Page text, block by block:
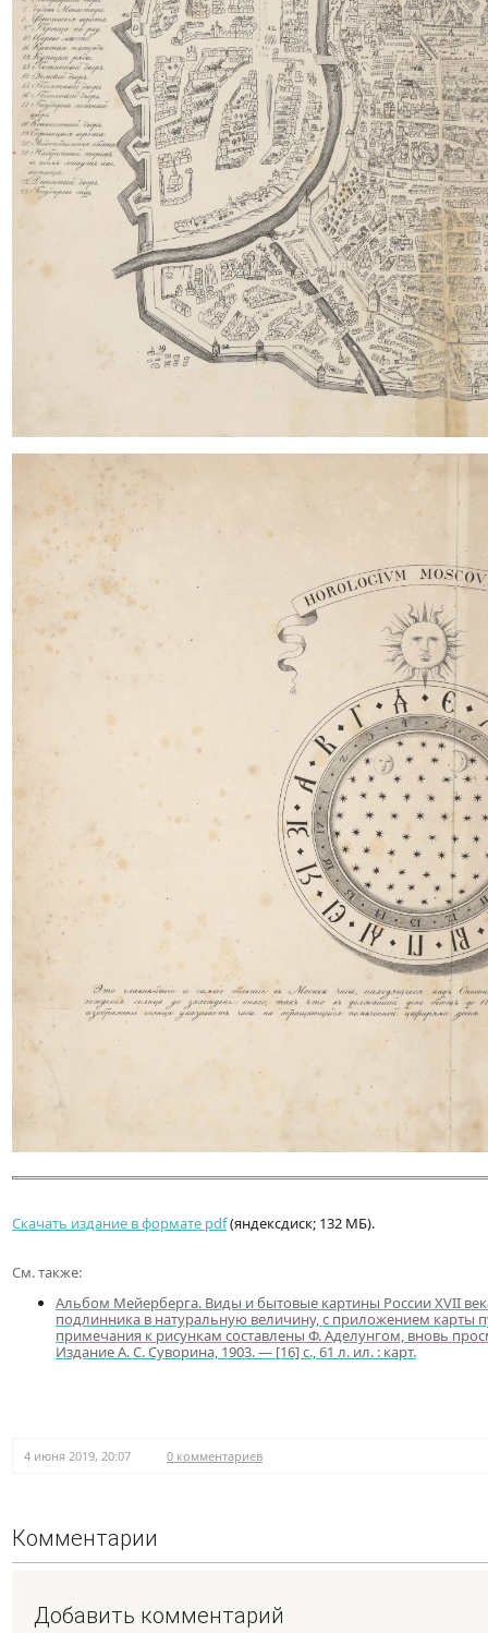
Скачать издание в формате pdf(яндексдиск; 132 МБ).
См. также:
Альбом Мейерберга. Виды и бытовые картины России XVII
подлинника в натуральную величину, с приложением карты
примечания к рисункам составлены Ф. Аделунгом, вновь
Издание А. С. Суворина, 1903. — [16] с., 61 л. ил. : карт.
4 июня 2019, 20:07 0 комментариев
Комментарии
Добавить комментарий